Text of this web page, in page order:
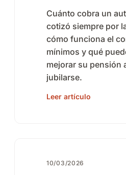
Cuánto cobra un
cotizó siempre por
cómo funciona el
mínimos y qué
mejorar su pensión
jubilarse.
Leer artículo
10/03/2026